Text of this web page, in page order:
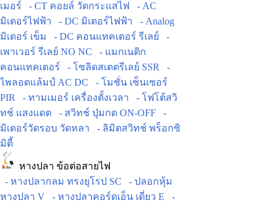
เมอร์
- CT คอยล์ วัดกระแสไฟ
- AC
มิเตอร์ไฟฟ้า
- DC มิเตอร์ไฟฟ้า
- Analog
มิเตอร์ เข็ม
- DC คอนแทคเตอร์ รีเลย์
-
เพาเวอร์ รีเลย์ NO NC
- แมกเนติก
คอนแทคเตอร์
- โซลิดสเตตรีเลย์ SSR
-
ไพลอตแล้มป์ AC DC
- โมชั่น เซ็นเซอร์
PIR
- ทามเมอร์ เครื่องตั้งเวลา
- โฟโต้สวิ
ทช์ แสงแดด
- สวิทช์ ปุ่มกด ON-OFF
-
มิเตอร์วัดรอบ วัดหลา
- ลิมิตสวิทช์ พร็อกซิ
มิตี้
หางปลา ข้อต่อสายไฟ
- หางปลากลม ทรงยุโรป SC
- ปลอกหุ้ม
หางปลา V
- หางปลาคอร์ดเอ็น เดี่ยว E
-